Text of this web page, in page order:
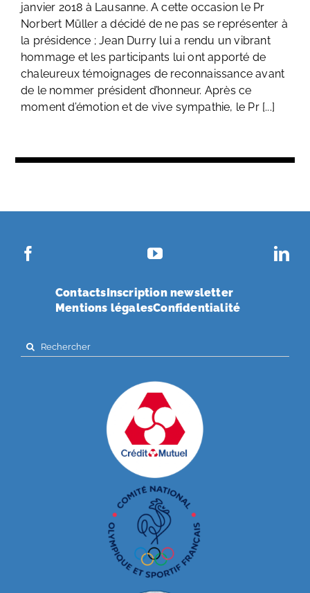
janvier 2018 à Lausanne. A cette occasion le Pr
Norbert Müller a décidé de ne pas se représenter à
la présidence ; Jean Durry lui a rendu un vibrant
hommage et les participants lui ont apporté de
chaleureux témoignages de reconnaissance avant
de le nommer président d’honneur. Après ce
moment d’émotion et de vive sympathie, le Pr [...]
ContactsInscription newsletter
Mentions légalesConfidentialité
Search
for: